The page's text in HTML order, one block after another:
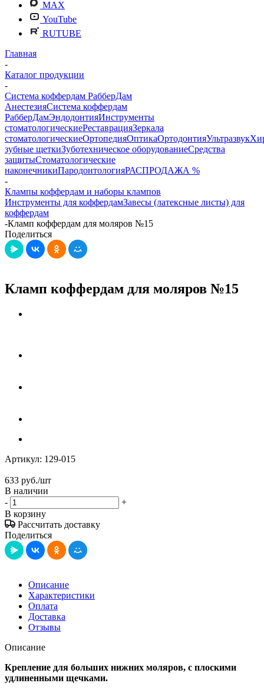
MAX
YouTube
RUTUBE
Главная
-
Каталог продукции
-
Система коффердам РабберДам
АнестезияСистема коффердам
РабберДамЭндодонтияИнструменты
стоматологическиеРеставрацияЗеркала
стоматологическиеОртопедияОптикаОртодонтияУльтразвук
зубные щеткиЗуботехническое оборудованиеСредства
защитыСтоматологические
наконечникиПародонтологияРАСПРОДАЖА %
-
Клампы коффердам и наборы клампов
Инструменты для коффердамЗавесы (латексные листы) для
коффердам
-Кламп коффердам для моляров №15
Поделиться
Кламп коффердам для моляров №15
Артикул: 129-015
633 руб./шт
В наличии
-
+
В корзину
Рассчитать доставку
Поделиться
Описание
Характеристики
Оплата
Доставка
Отзывы
Описание
Крепление для больших нижних моляров, с плоскими
удлиненными щечками.